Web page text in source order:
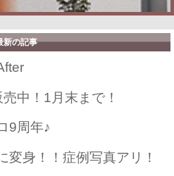
新の記事
中！1月末まで！
9周年♪
変身！！症例写真アリ！